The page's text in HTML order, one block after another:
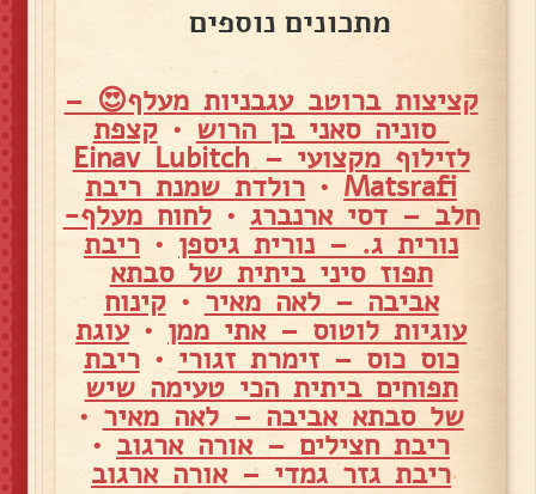
מתכונים נוספים
קציצות ברוטב עגבניות מעלף😍 –
סוניה סאני בן הרוש •קצפת
לזילוף מקצועי – Einav Lubitch
Matsrafi
• רולדת שמנת ריבת
חלב – דסי ארנברג •לחוח מעלף-
נורית ג. – נורית גיספן • ריבת
תפוז סיני ביתית של סבתא
אביבה – לאה מאיר •קינוח
עוגיות לוטוס – אתי ממן •עוגת
כוס כוס – זימרת זגורי•ריבת
תפוחים ביתית הכי טעימה שיש
של סבתא אביבה – לאה מאיר •
ריבת חצילים – אורה ארגוב •
ריבת גזר גמדי – אורה ארגוב